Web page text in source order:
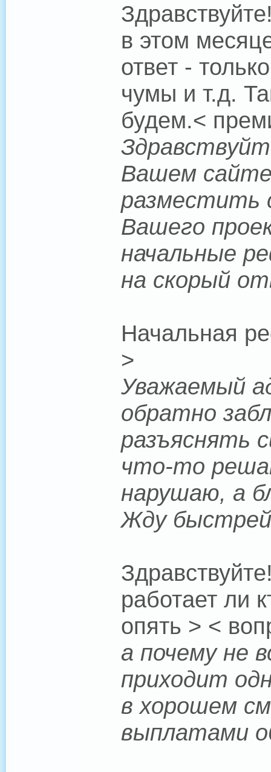
в этом
ответ -
чумы и т.д.
будем.<
Вашем
разместить
Вашего
начальные
на скорый
Начальная
>
Уважаемый
обратно
разъяснять
что-то
нарушаю, а
Жду
работает ли
опять > <
а почему не
приходит
в хорошем
выплатами